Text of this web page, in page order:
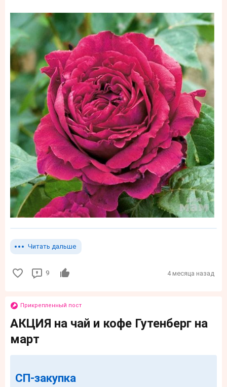
Читать дальше
9 4 месяца назад
Прикрепленный пост
АКЦИЯ на чай и кофе Гутенберг на
март
СП-закупка